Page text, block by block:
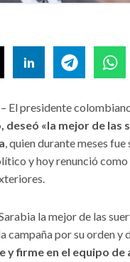
– El presidente
deseó «la mejor de las
, quien durante meses fue
y hoy renunció
la mejor de las
campaña por su orden y
y firme en el equipo de